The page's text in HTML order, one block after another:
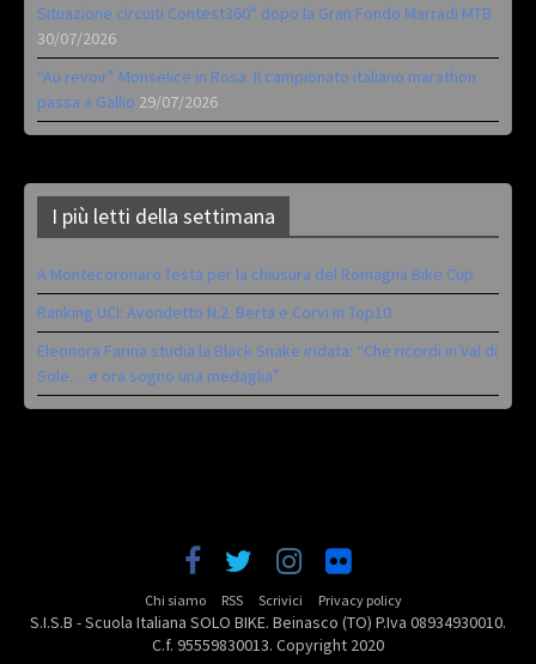
Situazione circuiti Contest360° dopo la Gran Fondo Marradi MTB
30/07/2026
“Au revoir” Monselice in Rosa. Il campionato italiano marathon
passa a Gallio 29/07/2026
I più letti della settimana
A Montecoronaro festa per la chiusura del Romagna Bike Cup
Ranking UCI: Avondetto N.2. Berta e Corvi in Top10
Eleonora Farina studia la Black Snake iridata: “Che ricordi in Val di
Sole… e ora sogno una medaglia”
Chi siamo RSS Scrivici Privacy policy
S.I.S.B - Scuola Italiana SOLO BIKE. Beinasco (TO) P.Iva 08934930010.
C.f. 95559830013. Copyright 2020